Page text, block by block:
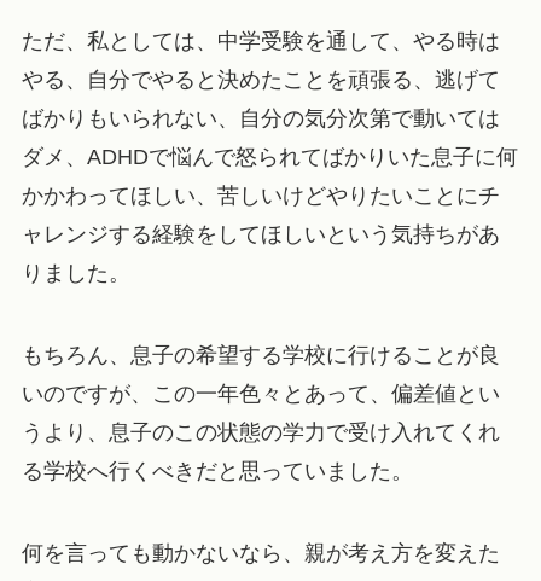
ただ、私としては、中学受験を通して、やる時は
やる、自分でやると決めたことを頑張る、逃げて
ばかりもいられない、自分の気分次第で動いては
ダメ、ADHDで悩んで怒られてばかりいた息子に何
かかわってほしい、苦しいけどやりたいことにチ
ャレンジする経験をしてほしいという気持ちがあ
りました。
もちろん、息子の希望する学校に行けることが良
いのですが、この一年色々とあって、偏差値とい
うより、息子のこの状態の学力で受け入れてくれ
る学校へ行くべきだと思っていました。
何を言っても動かないなら、親が考え方を変えた